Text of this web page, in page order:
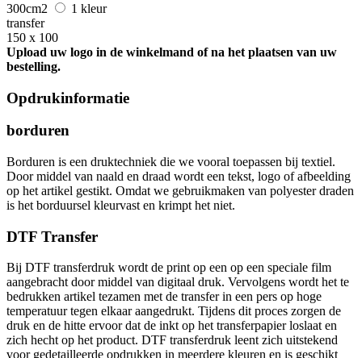
300cm2
1 kleur
transfer
150 x 100
Upload uw logo in de winkelmand of na het plaatsen van uw
bestelling.
Opdrukinformatie
borduren
Borduren is een druktechniek die we vooral toepassen bij textiel.
Door middel van naald en draad wordt een tekst, logo of afbeelding
op het artikel gestikt. Omdat we gebruikmaken van polyester draden
is het borduursel kleurvast en krimpt het niet.
DTF Transfer
Bij DTF transferdruk wordt de print op een op een speciale film
aangebracht door middel van digitaal druk. Vervolgens wordt het te
bedrukken artikel tezamen met de transfer in een pers op hoge
temperatuur tegen elkaar aangedrukt. Tijdens dit proces zorgen de
druk en de hitte ervoor dat de inkt op het transferpapier loslaat en
zich hecht op het product. DTF transferdruk leent zich uitstekend
voor gedetailleerde opdrukken in meerdere kleuren en is geschikt